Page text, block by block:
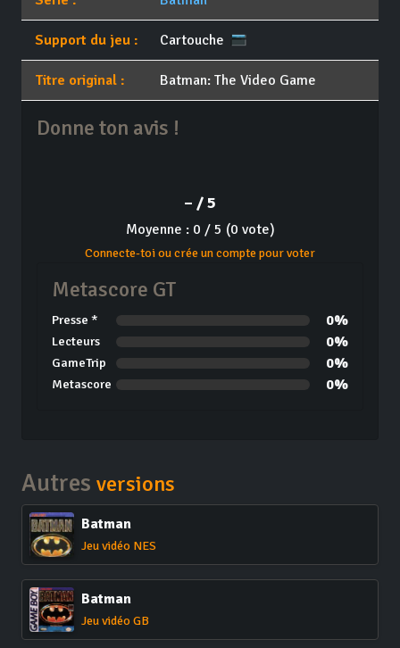
Support du jeu : Cartouche
Titre original : Batman: The Video Game
Donne ton avis !
– / 5
Moyenne : 0 / 5 (0 vote)
Connecte-toi ou crée un compte pour voter
Metascore GT
Presse * 0%
Lecteurs 0%
GameTrip 0%
Metascore 0%
Autres versions
Batman
Jeu vidéo NES
Batman
Jeu vidéo GB